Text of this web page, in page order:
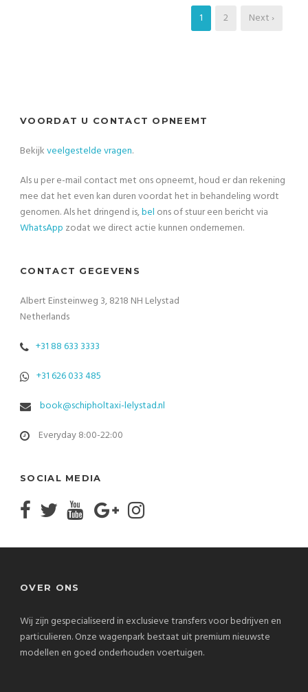
1 2 Next ›
VOORDAT U CONTACT OPNEEMT
Bekijkveelgestelde vragen.
Als u per e-mail contact met ons opneemt, houd er dan rekening
mee dat het even kan duren voordat het in behandeling wordt
genomen. Als het dringend is,bel ons of stuur een bericht via
WhatsApp zodat we direct actie kunnen ondernemen.
CONTACT GEGEVENS
Albert Einsteinweg 3, 8218 NH Lelystad
Netherlands
+31 88 633 3333
+31 626 033 485
book@schipholtaxi-lelystad.nl
Everyday 8:00-22:00
SOCIAL MEDIA
OVER ONS
Wij zijn gespecialiseerd in exclusieve transfers voor bedrijven en
particulieren. Onze wagenpark bestaat uit premium nieuwste
modellen en goed onderhouden voertuigen.